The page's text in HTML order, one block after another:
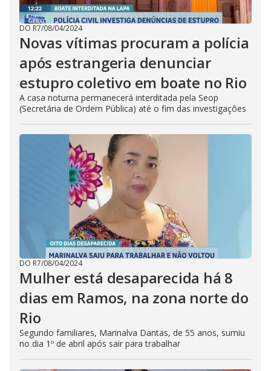
DO R7/08/04/2024
Novas vítimas procuram a polícia
após estrangeria denunciar
estupro coletivo em boate no Rio
A casa noturna permanecerá interditada pela Seop
(Secretária de Ordem Pública) até o fim das investigações
DO R7/08/04/2024
Mulher está desaparecida há 8
dias em Ramos, na zona norte do
Rio
Segundo familiares, Marinalva Dantas, de 55 anos, sumiu
no dia 1º de abril após sair para trabalhar